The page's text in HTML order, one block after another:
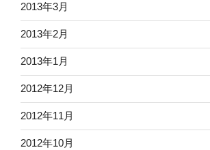
2013年3月
2013年2月
2013年1月
2012年12月
2012年11月
2012年10月